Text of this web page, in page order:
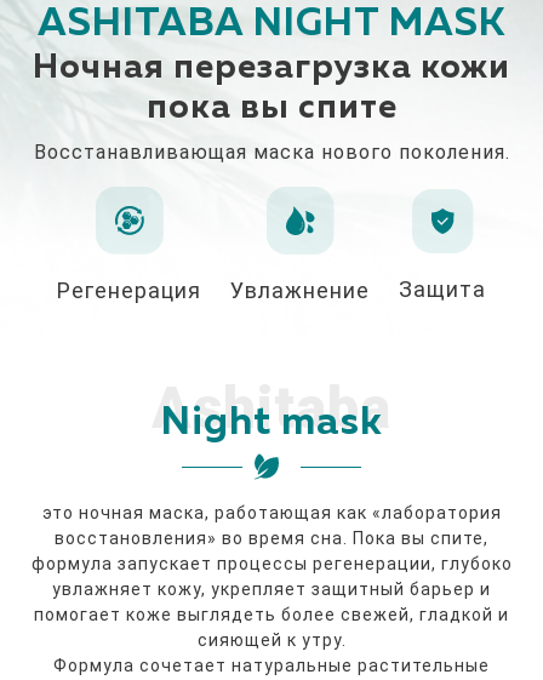
ASHITABA NIGHT MASK
Ночная перезагрузка кожи
пока вы спите
Восстанавливающая маска нового поколения.
Регенерация Увлажнение Защита
Night mask
Ashitaba
это ночная маска, работающая как «лаборатория
восстановления» во время сна. Пока вы спите,
формула запускает процессы регенерации, глубоко
увлажняет кожу, укрепляет защитный барьер и
помогает коже выглядеть более свежей, гладкой и
сияющей к утру.
Формула сочетает натуральные растительные